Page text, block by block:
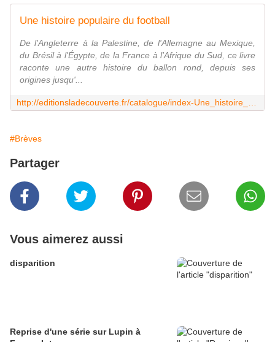
Une histoire populaire du football
De l'Angleterre à la Palestine, de l'Allemagne au Mexique,
du Brésil à l'Égypte, de la France à l'Afrique du Sud, ce livre
raconte une autre histoire du ballon rond, depuis ses
origines jusqu'...
#Brèves
Partager
Vous aimerez aussi
disparition
Reprise d'une série sur Lupin à